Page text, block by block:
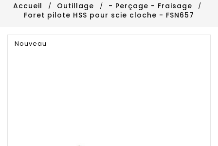
Accueil Outillage
- Perçage - Fraisage
Foret pilote HSS pour scie cloche - FSN657
Nouveau